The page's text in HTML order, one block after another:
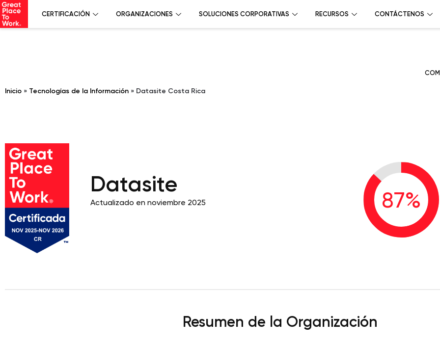
CERTIFICACIÓN ORGANIZACIONES SOLUCIONES CORPORATIVAS RECURSOS CONTÁCTENOS
Inicio » Tecnologías de la Información » Datasite Costa Rica
Datasite
Actualizado en noviembre 2025 87%
Resumen de la Organización